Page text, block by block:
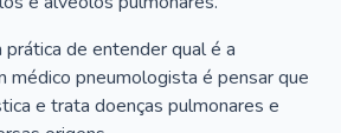
prática de entender qual é a
médico pneumologista é pensar que
e trata doenças pulmonares e